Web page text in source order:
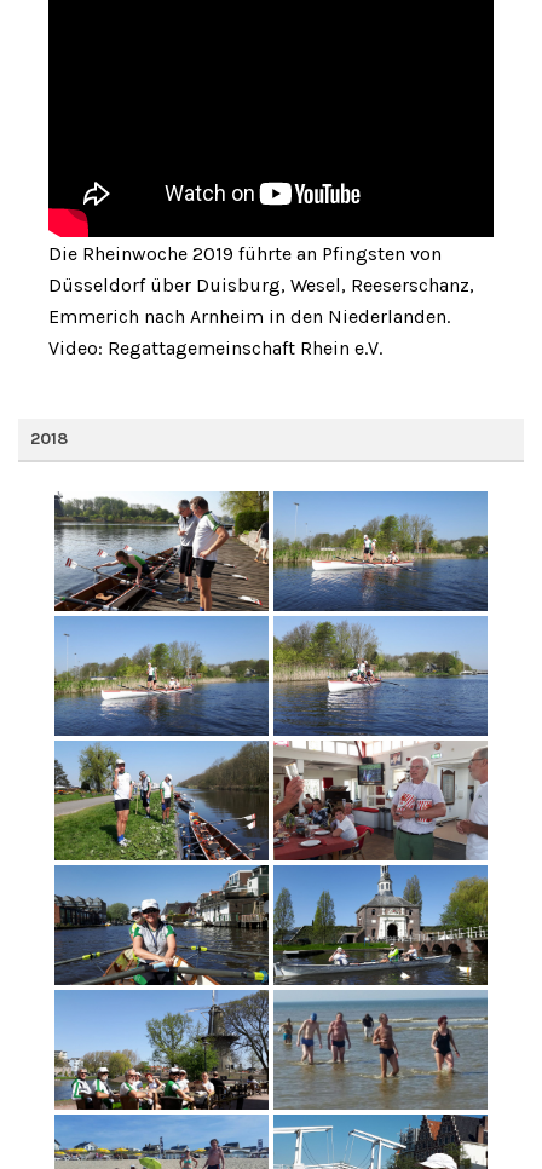
Die Rheinwoche 2019 führte an Pfingsten von
Düsseldorf über Duisburg, Wesel, Reeserschanz,
Emmerich nach Arnheim in den Niederlanden.
Video: Regattagemeinschaft Rhein e.V.
2018